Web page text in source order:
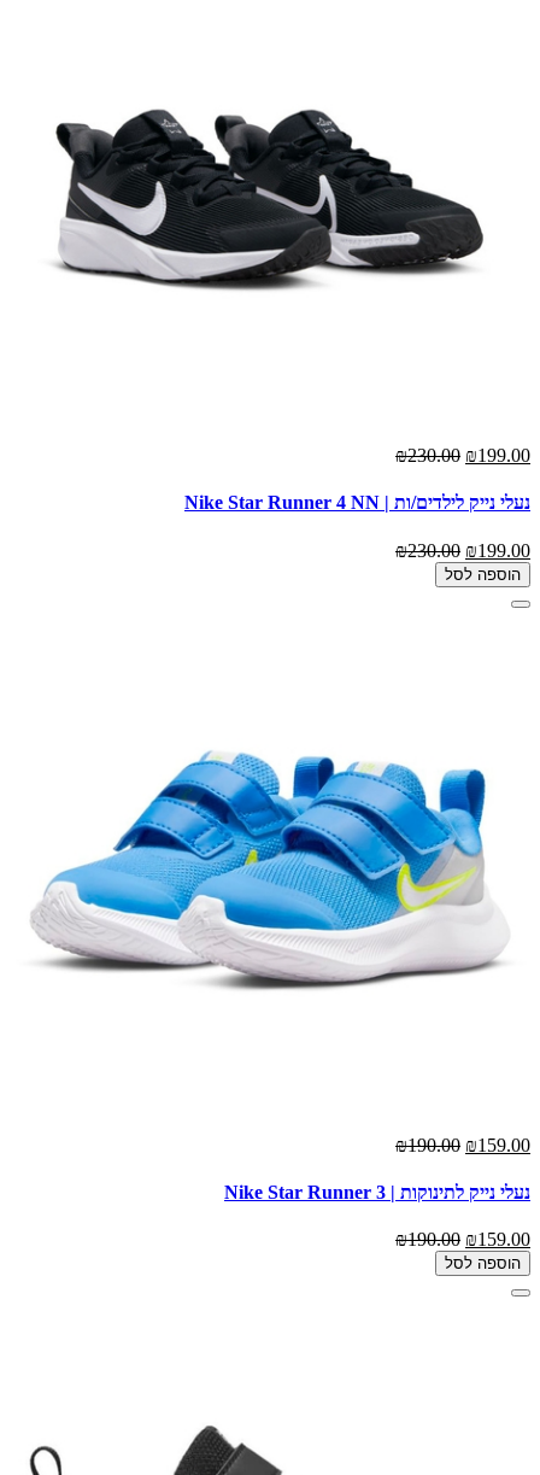
₪199.00
₪230.00
נעלי נייק לילדים/ות | Nike Star Runner 4 NN
₪199.00
₪230.00
הוספה לסל
₪159.00
₪190.00
נעלי נייק לתינוקות | Nike Star Runner 3
₪159.00
₪190.00
הוספה לסל